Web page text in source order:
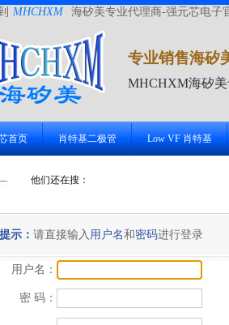
MHCHXM 海矽美专业代理商-强元芯电子
专业销售海矽
MHCHXM海矽
首页 肖特基二极管 Low VF 肖特基
他们还在搜：
提示： 请直接输入 用户名和 密码进行登录
用户名：
密 码：